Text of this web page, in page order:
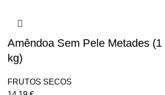
Amêndoa Sem Pele Metades (1
kg)
FRUTOS SECOS